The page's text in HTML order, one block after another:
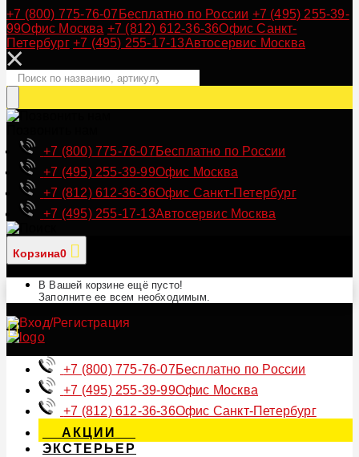
+7 (800) 775-76-07 Бесплатно по России +7 (495) 255-39-
99Офис Москва +7 (812) 612-36-36Офис Санкт-
Петербург +7 (495) 255-17-13Автосервис Москва
+7 (800) 775-76-07Бесплатно по России
+7 (495) 255-39-99Офис Москва
+7 (812) 612-36-36Офис Санкт-Петербург
+7 (495) 255-17-13Автосервис Москва
Корзина0
В Вашей корзине ещё пусто!
Заполните ее всем необходимым.
+7 (800) 775-76-07Бесплатно по России
+7 (495) 255-39-99Офис Москва
+7 (812) 612-36-36Офис Санкт-Петербург
АКЦИИ
ЭКСТЕРЬЕР